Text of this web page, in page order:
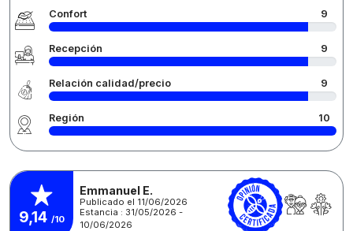
Confort 9
Recepción 9
Relación calidad/precio 9
Región 10
9,14 /10
Emmanuel E.
Publicado el 11/06/2026
Estancia : 31/05/2026 -
10/06/2026